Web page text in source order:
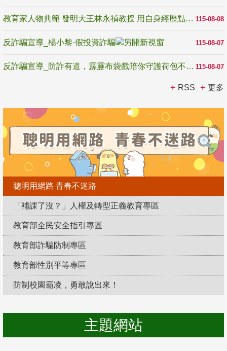
115-08-08
教育家人物典範 發明大王林永禎教授 用自身經歷點亮學生的路
115-08-07
反詐騙宣導_楊小黎-假投資詐騙
115-08-07
反詐騙宣導_防詐有道，霹靂布袋戲陪你守護荷包不受騙
RSS 更多
聰明用網路 青春不迷路
「補課了沒？」人權及轉型正義教育專區
教育部全民安全指引專區
教育部詐騙防制專區
教育部性別平等專區
防制校園霸凌，勇敢說出來！
主題網站